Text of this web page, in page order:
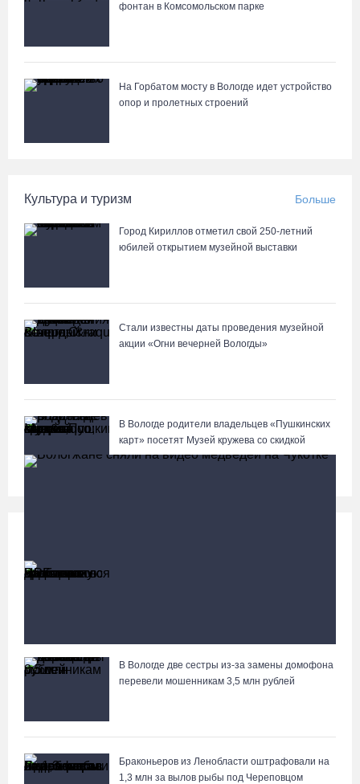
Вологжане сняли на видео медведей на Чукотке
фонтан в Комсомольском парке
На Горбатом мосту в Вологде идет устройство
опор и пролетных строений
Культура и туризм Больше
Город Кириллов отметил свой 250-летний
юбилей открытием музейной выставки
Стали известны даты проведения музейной
акции «Огни вечерней Вологды»
В Вологде родители владельцев «Пушкинских
карт» посетят Музей кружева со скидкой
В Вологде две сестры из-за замены домофона
перевели мошенникам 3,5 млн рублей
Браконьеров из Ленобласти оштрафовали на
1,3 млн за вылов рыбы под Череповцом